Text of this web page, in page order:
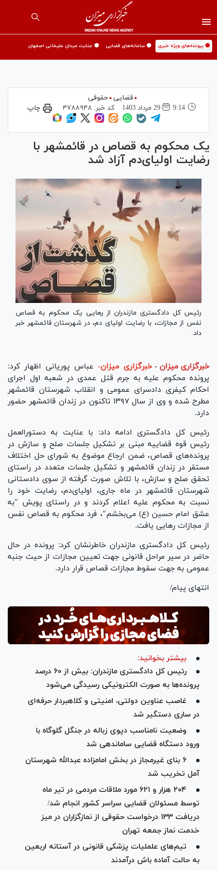
🟡 پرونده‌های ویژه خبری 🟡 سامانه‌های قضایی 🟡 جنایت میدان علیخانی اصفهان
قضایی حقوقی
9:14
29 مرداد 1403 کد خبر: ۴۷۸۸۹۴۸ چاپ
یک محکوم به قصاص در قائمشهر با
رضایت اولیای‌دم آزاد شد
رئیس کل دادگستری مازندران از رهایی یک محکوم به قصاص
نفس از مجازات، با رضایت اولیای دم، در شهرستان قائمشهر خبر
داد.
خبرگزاری میزان - خبرگزاری میزان- عباس پوریانی اظهار کرد:
پرونده محکوم علیه به جرم قتل عمدی در شعبه اول اجرای
احکام کیفری دادسرای عمومی و انقلاب شهرستان قائمشهر
مطرح شده و وی از سال ۱۳۹۷ تاکنون در زندان قائمشهر حضور
دارد.
رئیس کل دادگستری ادامه داد: با عنایت به دستورالعمل
رئیس قوه قضاییه مبنی بر تشکیل جلسات صلح و سازش در
پرونده‌های قصاص، ضمن ارجاع موضوع به شورای حل اختلاف
مستقر در زندان قائمشهر و تشکیل جلسات متعدد در راستای
تحقق صلح و سازش، با تلاش صورت گرفته از سوی دادستانی
شهرستان قائمشهر در ماه جاری، اولیای‌دم، رضایت خود را
نسبت به محکوم علیه اعلام کردند و در راستای پویش "به
عشق امام حسین (ع) می‌بخشم"، فرد محکوم به قصاص نفس
از مجازات رهایی یافت.
رئیس کل دادگستری مازندران خاطرنشان کرد: پرونده در حال
حاضر در سیر مراحل قانونی جهت تعیین مجازات از حیث جنبه
عمومی به جهت سقوط مجازات قصاص قرار دارد.
انتهای پیام/
بیشتر بخوانید:
رئیس کل دادگستری مازندران: بیش از ۶۰ درصد
پرونده‌ها به صورت الکترونیکی رسیدگی می‌شود
غاصب عناوین دولتی، امنیتی و کلاهبردار حرفه‌ای
در ساری دستگیر شد
وضعیت نامناسب دپوی زباله در جنگل گلوگاه با
ورود دستگاه قضایی ساماندهی شد
۶ بنای غیرمجاز در بخش امامزاده عبدالله شهرستان
آمل تخریب شد
۲۰۴ هزار و ۶۲۱ مورد ملاقات مردمی در تیر ماه
توسط مسئولان قضایی سراسر کشور انجام شد/
دریافت ۱۳۳ درخواست حقوقی از نمازگزاران در میز
خدمت نماز جمعه تهران
تیم‌های علملیات پزشکی قانونی در آستانه اربعین
به حالت آماده باش درآمدند